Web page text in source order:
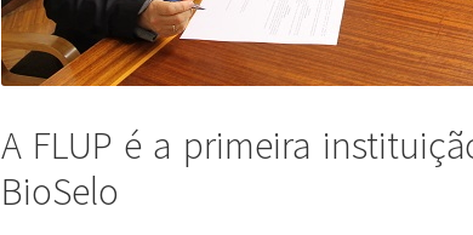
A FLUP é a primeira
BioSelo